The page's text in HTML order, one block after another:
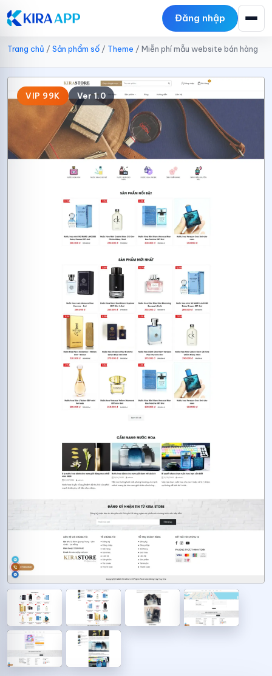
Đăng nhập
Trang chủ / Sản phẩm số / Theme / Miễn phí mẫu website bán hàng
VIP 99K Ver 1.0